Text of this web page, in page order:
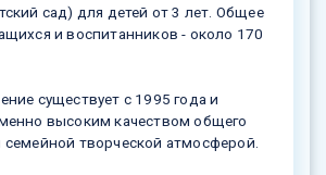
сад) для детей от 3 лет. Общее
и воспитанников - около 170
существует с 1995 года и
высоким качеством общего
семейной творческой атмосферой.